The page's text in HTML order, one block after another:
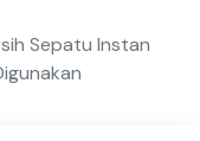
Sepatu Instan